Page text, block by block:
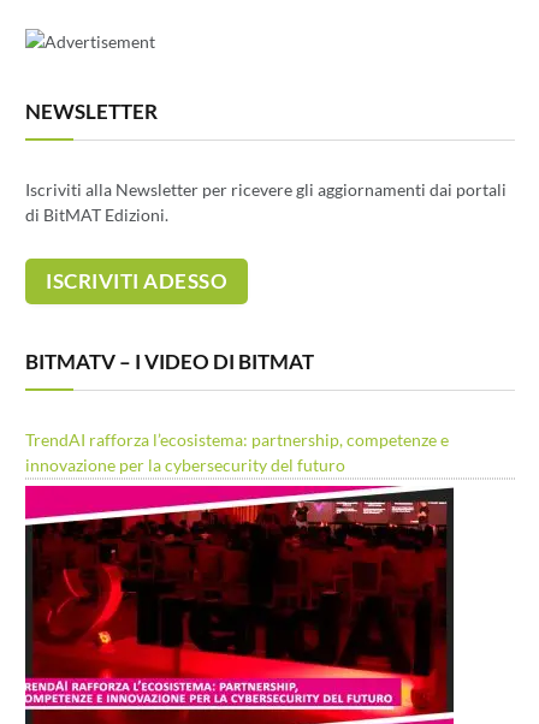
NEWSLETTER
Iscriviti alla Newsletter per ricevere gli aggiornamenti dai portali
di BitMAT Edizioni.
BITMATV – I VIDEO DI BITMAT
TrendAI rafforza l’ecosistema: partnership, competenze e
innovazione per la cybersecurity del futuro